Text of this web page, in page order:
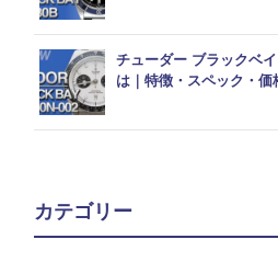
チューダー ブラックベ
は｜特徴・スペック・価
カテゴリー